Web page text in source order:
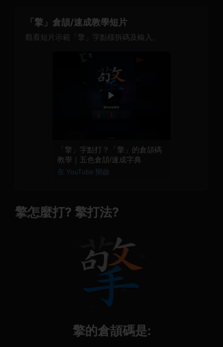
「擎」倉頡/速成教學短片
觀看短片示範「擎」字點樣拆碼及輸入。
▶
「擎」字點打？「擎」的倉頡碼
教學｜五色倉頡/速成字典
在 YouTube 開啟
擎怎麼打? 擎打法?
擎的倉頡碼是: